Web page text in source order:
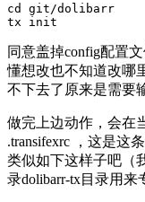
cd
git/dolibarr
同意盖掉config配置
懂想改也不知道改哪
不下去了原来是需要
做完上边动作，会在
.transifexrc ，这是这
类似如下这样子吧（
录dolibarr-tx目录用